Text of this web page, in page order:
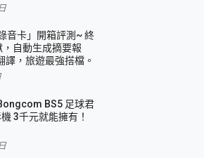
評測
體驗
錄音卡」開箱評測~ 終
自動生成摘要報
譯，旅遊最強搭檔。
BS5 足球君
3千元就能擁有！